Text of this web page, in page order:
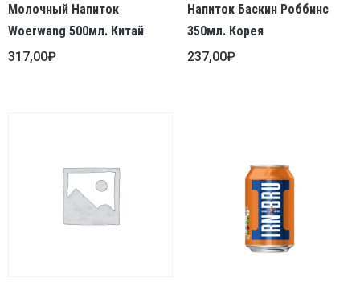
Молочный Напиток
Woerwang 500мл. Китай
317,00₽
Напиток Баскин Роббинс
350мл. Корея
237,00₽